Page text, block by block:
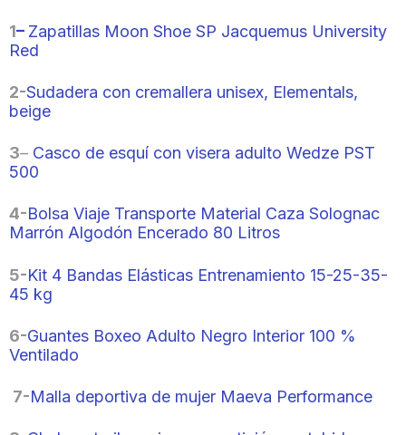
1– Zapatillas Moon Shoe SP Jacquemus University
Red
2-Sudadera con cremallera unisex, Elementals,
beige
3– Casco de esquí con visera adulto Wedze PST
500
4-Bolsa Viaje Transporte Material Caza Solognac
Marrón Algodón Encerado 80 Litros
5-Kit 4 Bandas Elásticas Entrenamiento 15-25-35-
45 kg
6-Guantes Boxeo Adulto Negro Interior 100 %
Ventilado
7-Malla deportiva de mujer Maeva Performance